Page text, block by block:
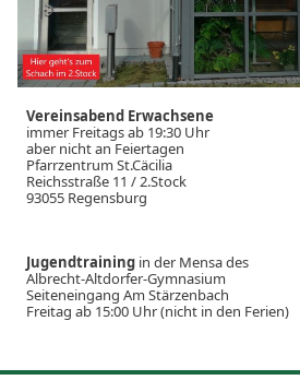
Vereinsabend Erwachsene
immer Freitags ab 19:30 Uhr
aber nicht an Feiertagen
Pfarrzentrum St.Cäcilia
Reichsstraße 11 / 2.Stock
93055 Regensburg
Jugendtraining in der Mensa des
Albrecht-Altdorfer-Gymnasium
Seiteneingang Am Stärzenbach
Freitag ab 15:00 Uhr (nicht in den Ferien)